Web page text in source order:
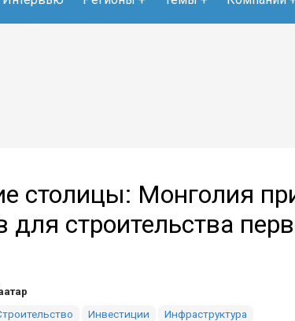
столицы: Монголия
для строительства
Инвестиции Инфраструктура